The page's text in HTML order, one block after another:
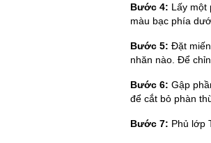
Bước 4: Lấy một
màu bạc phía
Bước 5: Đặt
nhăn nào. Để
Bước 6: Gập
để cắt bỏ phàn
Bước 7: Phủ lớp